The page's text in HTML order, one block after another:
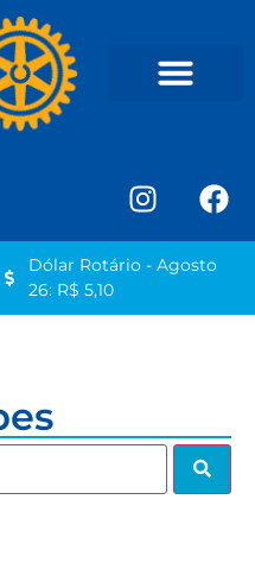
Dólar Rotário - Agosto
26: R$ 5,10